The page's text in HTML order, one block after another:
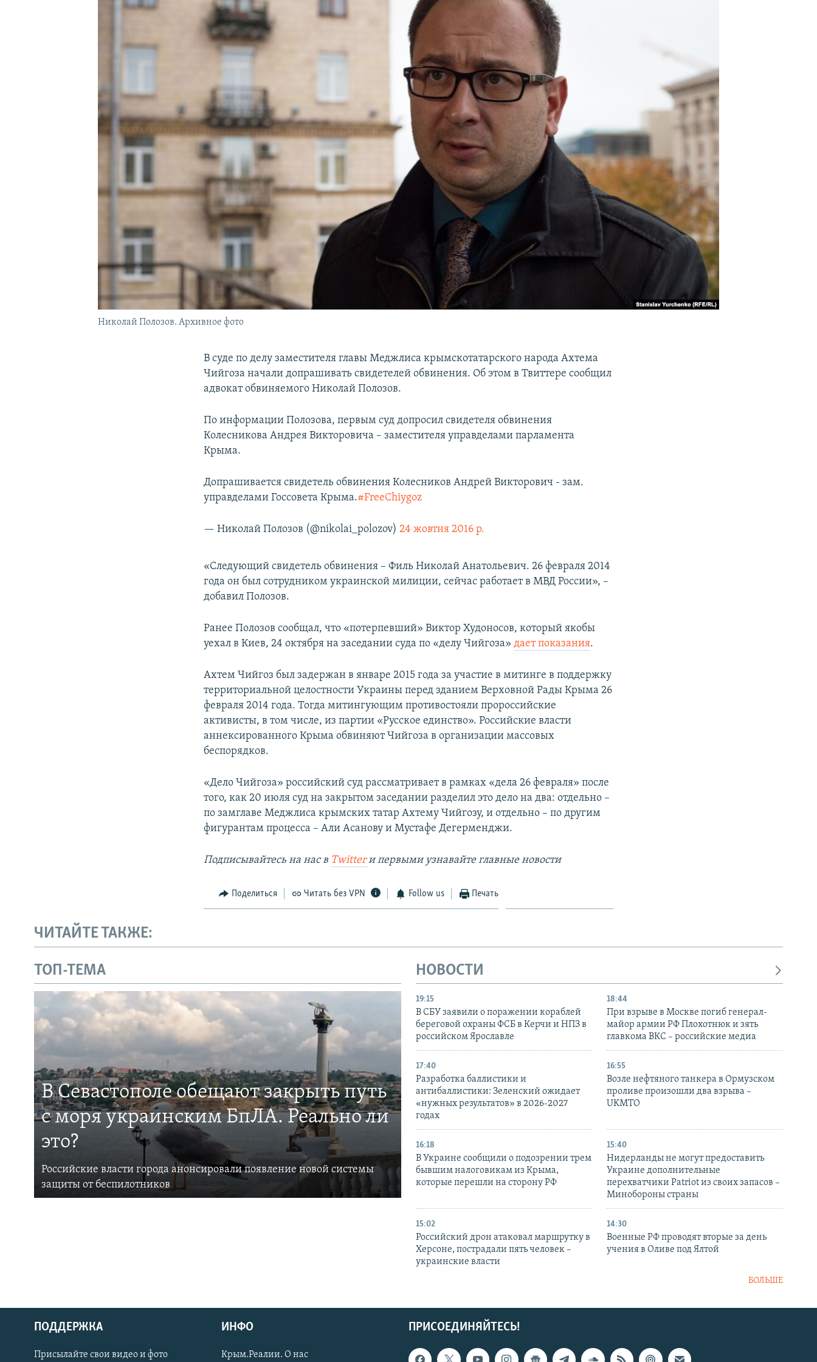
Українською
Николай Полозов. Архивное фото
В суде по делу заместителя главы Меджлиса крымскотатарского народа Ахтема
Чийгоза начали допрашивать свидетелей обвинения. Об этом в Твиттере сообщил
адвокат обвиняемого Николай Полозов.
По информации Полозова, первым суд допросил свидетеля обвинения
Колесникова Андрея Викторовича – заместителя управделами парламента
Крыма.
Допрашивается свидетель обвинения Колесников Андрей Викторович - зам.
управделами Госсовета Крыма.#FreeChiygoz
— Николай Полозов (@nikolai_polozov)24 жовтня 2016 р.
«Следующий свидетель обвинения – Филь Николай Анатольевич. 26 февраля 2014
года он был сотрудником украинской милиции, сейчас работает в МВД России», –
добавил Полозов.
Ранее Полозов сообщал, что «потерпевший» Виктор Худоносов, который якобы
уехал в Киев, 24 октября на заседании суда по «делу Чийгоза»дает показания.
Ахтем Чийгоз был задержан в январе 2015 года за участие в митинге в поддержку
территориальной целостности Украины перед зданием Верховной Рады Крыма 26
февраля 2014 года. Тогда митингующим противостояли пророссийские
активисты, в том числе, из партии «Русское единство». Российские власти
аннексированного Крыма обвиняют Чийгоза в организации массовых
беспорядков.
«Дело Чийгоза» российский суд рассматривает в рамках «дела 26 февраля» после
того, как 20 июля суд на закрытом заседании разделил это дело на два: отдельно –
по замглаве Меджлиса крымских татар Ахтему Чийгозу, и отдельно – по другим
фигурантам процесса – Али Асанову и Мустафе Дегерменджи.
Подписывайтесь на наc в Twitterи первыми узнавайте главные новости
Поделиться Читать без VPN Follow us Печать
ЧИТАЙТЕ ТАКЖЕ:
ТОП-ТЕМА
В Севастополе обещают закрыть путь
с моря украинским БпЛА. Реально ли
это?
Российские власти города анонсировали появление новой системы
защиты от беспилотников
НОВОСТИ
19:15
В СБУ заявили о поражении кораблей
береговой охраны ФСБ в Керчи и НПЗ в
российском Ярославле
18:44
При взрыве в Москве погиб генерал-
майор армии РФ Плохотнюк и зять
главкома ВКС – российские медиа
17:40
Разработка баллистики и
антибаллистики: Зеленский ожидает
«нужных результатов» в 2026-2027
годах
16:55
Возле нефтяного танкера в Ормузском
проливе произошли два взрыва –
UKMTO
16:18
В Украине сообщили о подозрении трем
бывшим налоговикам из Крыма,
которые перешли на сторону РФ
15:40
Нидерланды не могут предоставить
Украине дополнительные
перехватчики Patriot из своих запасов –
Минобороны страны
15:02
Российский дрон атаковал маршрутку в
Херсоне, пострадали пять человек –
украинские власти
14:30
Военные РФ проводят вторые за день
учения в Оливе под Ялтой
БОЛЬШЕ
ПРИСОЕДИНЯЙТЕСЬ!
ПОДДЕРЖКА
Присылайте свои видео и фото
ИНФО
Крым.Реалии. О нас